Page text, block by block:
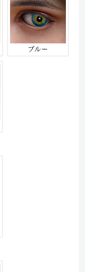
ブルー